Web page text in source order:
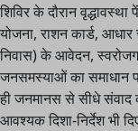
शिविर के दौरान
योजना, राशन कार्ड,
निवास) के आवेदन,
जनसमस्याओं का समाधान
ही जनमानस से सीधे संवाद
आवश्यक दिशा-निर्देश भी